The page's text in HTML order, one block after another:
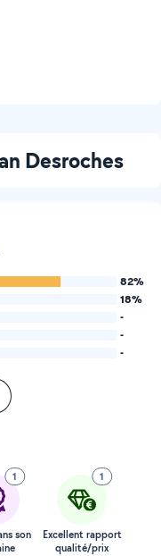
Desroches
82%
18%
-
-
-
1
son
1
Excellent rapport
qualité/prix